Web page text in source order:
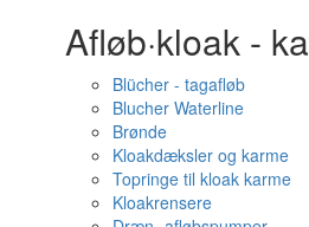
Afløb·kloak -
Blücher - tagafløb
Blucher Waterline
Brønde
Kloakdæksler og karme
Topringe til kloak karme
Kloakrensere